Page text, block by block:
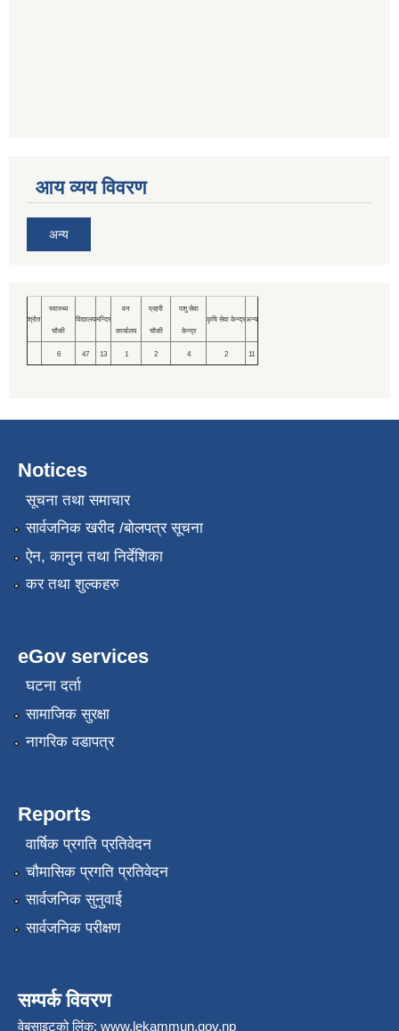
आय व्यय विवरण
अन्य
श्रोत
स्वास्थ्य
चौकी
विद्यालयमन्दिर
वन
कार्यालय
प्रहरी
चौकी
पशु सेवा
केन्द्र
कृषि सेवा केन्द्रअन्य
6 47 13 1 2 4 2 11
Notices
सूचना तथा समाचार
सार्वजनिक खरीद /बोलपत्र सूचना
ऐन, कानुन तथा निर्देशिका
कर तथा शुल्कहरु
eGov services
घटना दर्ता
सामाजिक सुरक्षा
नागरिक वडापत्र
Reports
वार्षिक प्रगति प्रतिवेदन
चौमासिक प्रगति प्रतिवेदन
सार्वजनिक सुनुवाई
सार्वजनिक परीक्षण
सम्पर्क विवरण
वेबसाइटको लिंक: www.lekammun.gov.np